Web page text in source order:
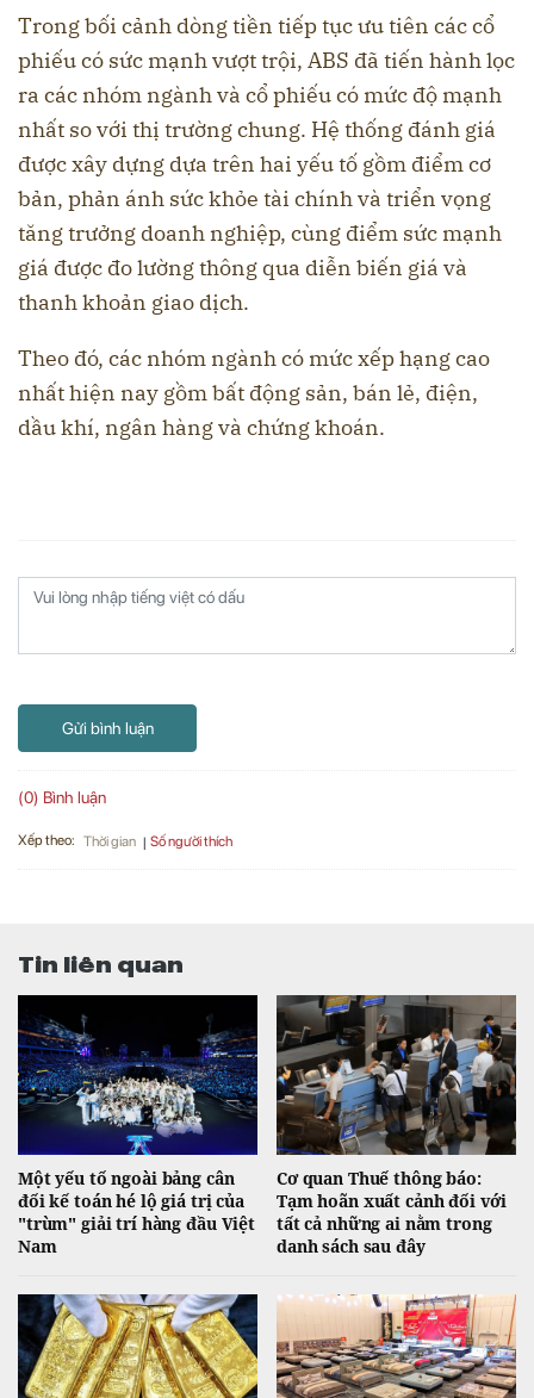
Trong bối cảnh dòng tiền tiếp tục ưu tiên các cổ
phiếu có sức mạnh vượt trội, ABS đã tiến hành lọc
ra các nhóm ngành và cổ phiếu có mức độ mạnh
nhất so với thị trường chung. Hệ thống đánh giá
được xây dựng dựa trên hai yếu tố gồm điểm cơ
bản, phản ánh sức khỏe tài chính và triển vọng
tăng trưởng doanh nghiệp, cùng điểm sức mạnh
giá được đo lường thông qua diễn biến giá và
thanh khoản giao dịch.
Theo đó, các nhóm ngành có mức xếp hạng cao
nhất hiện nay gồm bất động sản, bán lẻ, điện,
dầu khí, ngân hàng và chứng khoán.
Gửi bình luận
(0) Bình luận
Xếp theo: Thời gian Số người thích
Tin liên quan
Một yếu tố ngoài bảng cân
đối kế toán hé lộ giá trị của
"trùm" giải trí hàng đầu Việt
Nam
Cơ quan Thuế thông báo:
Tạm hoãn xuất cảnh đối với
tất cả những ai nằm trong
danh sách sau đây